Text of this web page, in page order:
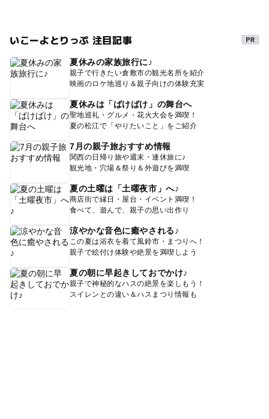
いこーよとりっぷ 注目記事
夏休みの家族旅行に♪
親子で行きたい倉敷市の観光名所を紹介
映画のロケ地巡り＆親子向けの体験充実
夏休みは「ばけばけ」の舞台へ
聖地巡礼・グルメ・花火大会を満喫！
夏の松江で「やりたいこと」をご紹介
7月の親子旅おすすめ情報
関西の日帰り旅や週末・連休旅に♪
観光地・穴場＆祭り＆外遊びを満喫
夏の土曜は「土曜夜市」へ♪
商店街で縁日・屋台・イベント満喫！
食べて、遊んで、親子の思い出作り
涼やかな音色に癒やされる♪
この夏は浴衣を着て風鈴市・まつりへ！
親子で絵付け体験や絶景を満喫しよう
夏の朝に早起きしておでかけ♪
親子で神秘的なハスの絶景を楽しもう！
スイレンとの違い＆ハスまつり情報も